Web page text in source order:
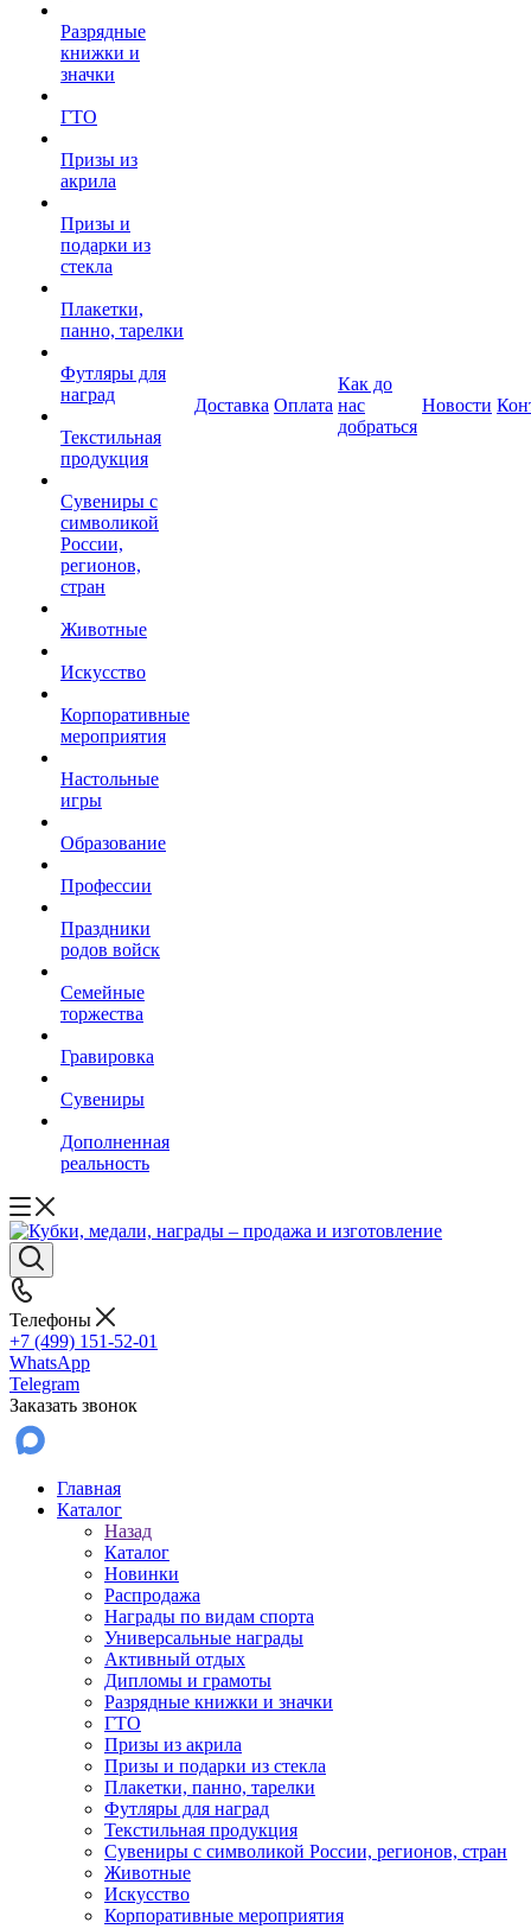
Разрядные
книжки и
значки
ГТО
Призы из
акрила
Призы и
подарки из
стекла
Плакетки,
панно, тарелки
Футляры для
наград
Текстильная
продукция
Сувениры с
символикой
России,
регионов,
стран
Животные
Искусство
Корпоративные
мероприятия
Настольные
игры
Образование
Профессии
Праздники
родов войск
Семейные
торжества
Гравировка
Сувениры
Дополненная
реальность
Доставка Оплата
Как до
нас
добраться
Новости
Телефоны
+7 (499) 151-52-01
WhatsApp
Telegram
Заказать звонок
Главная
Каталог
Назад
Каталог
Новинки
Распродажа
Награды по видам спорта
Универсальные награды
Активный отдых
Дипломы и грамоты
Разрядные книжки и значки
ГТО
Призы из акрила
Призы и подарки из стекла
Плакетки, панно, тарелки
Футляры для наград
Текстильная продукция
Сувениры с символикой России, регионов, стран
Животные
Искусство
Корпоративные мероприятия